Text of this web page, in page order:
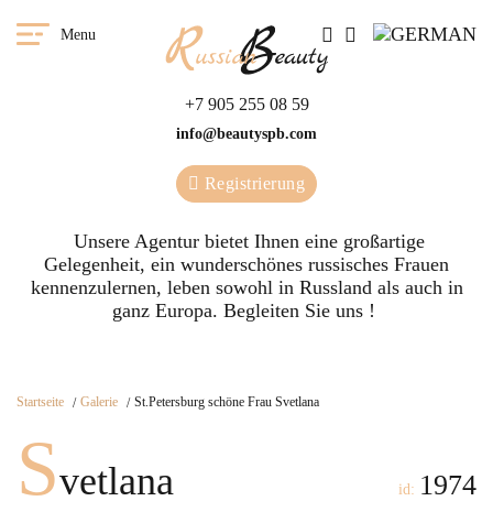
Menu
+7 905 255 08 59
info@beautyspb.com
Registrierung
Unsere Agentur bietet Ihnen eine großartige
Gelegenheit, ein wunderschönes russisches Frauen
kennenzulernen, leben sowohl in Russland als auch in
ganz Europa. Begleiten Sie uns !
Startseite Galerie St.Petersburg schöne Frau Svetlana
Svetlana id: 1974